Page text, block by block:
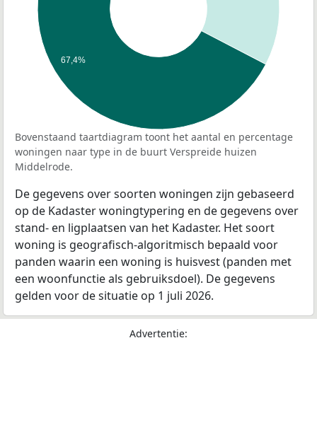
67,4%
Bovenstaand taartdiagram toont het aantal en percentage
woningen naar type in de buurt Verspreide huizen
Middelrode.
De gegevens over soorten woningen zijn gebaseerd
op de Kadaster woningtypering en de gegevens over
stand- en ligplaatsen van het Kadaster. Het soort
woning is geografisch-algoritmisch bepaald voor
panden waarin een woning is huisvest (panden met
een woonfunctie als gebruiksdoel). De gegevens
gelden voor de situatie op 1 juli 2026.
Advertentie: